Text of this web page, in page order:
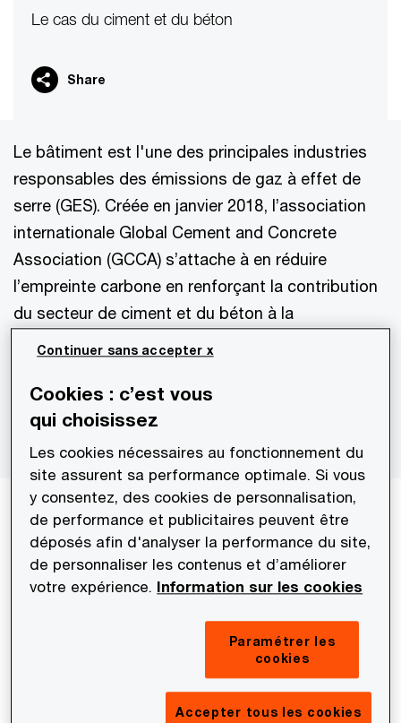
Le cas du ciment et du béton
Share
Le bâtiment est l'une des principales industries
responsables des émissions de gaz à effet de
serre (GES). Créée en janvier 2018, l’association
internationale Global Cement and Concrete
Association (GCCA) s’attache à en réduire
l’empreinte carbone en renforçant la contribution
du secteur de ciment et du béton à la
PwC France et Maghreb pour mettre en place une
plateforme d’ESG data analytics adaptée à ses
ambitions.
Réaliser l’Ambition Climat 2050 du
secteur du ciment et du béton
Les membres de la GCCA, acteurs mondiaux du
partout dans le monde, sont signataires de la
de l’association.
Cette feuille de route vise à à collectivement
accélérer les réductions CO2 du secteur et à
Cookies : c’est vous
qui choisissez
Les cookies nécessaires au fonctionnement du
site assurent sa performance optimale. Si vous
y consentez, des cookies de personnalisation,
de performance et publicitaires peuvent être
déposés afin d'analyser la performance du site,
de personnaliser les contenus et d’améliorer
votre expérience. Information sur les cookies
Paramétrer les
cookies
Accepter tous les cookies
Continuer sans accepter x